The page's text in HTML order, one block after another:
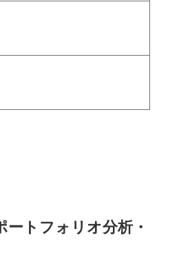
トフォリオ分析・